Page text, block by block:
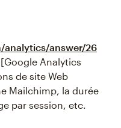
answer/26
Analytics
de site Web
Mailchimp, la durée
par session, etc.